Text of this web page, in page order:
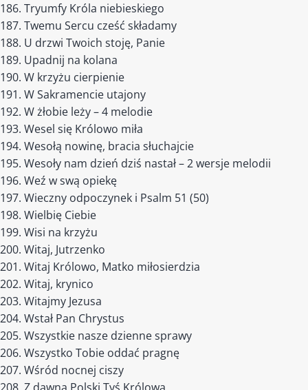
Tryumfy Króla niebieskiego
Twemu Sercu cześć składamy
U drzwi Twoich stoję, Panie
Upadnij na kolana
W krzyżu cierpienie
W Sakramencie utajony
W żłobie leży – 4 melodie
Wesel się Królowo miła
Wesołą nowinę, bracia słuchajcie
Wesoły nam dzień dziś nastał – 2 wersje melodii
Weź w swą opiekę
Wieczny odpoczynek i Psalm 51 (50)
Wielbię Ciebie
Wisi na krzyżu
Witaj, Jutrzenko
Witaj Królowo, Matko miłosierdzia
Witaj, krynico
Witajmy Jezusa
Wstał Pan Chrystus
Wszystkie nasze dzienne sprawy
Wszystko Tobie oddać pragnę
Wśród nocnej ciszy